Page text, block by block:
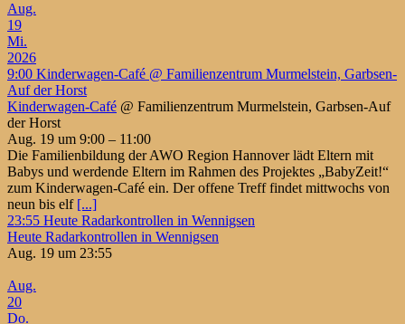
Aug.
19
Mi.
2026
9:00 Kinderwagen-Café @ Familienzentrum Murmelstein, Garbsen-
Auf der Horst
Kinderwagen-Café @ Familienzentrum Murmelstein, Garbsen-Auf
der Horst
Aug. 19 um 9:00 – 11:00
Die Familienbildung der AWO Region Hannover lädt Eltern mit
Babys und werdende Eltern im Rahmen des Projektes „BabyZeit!“
zum Kinderwagen-Café ein. Der offene Treff findet mittwochs von
neun bis elf [...]
23:55 Heute Radarkontrollen in Wennigsen
Heute Radarkontrollen in Wennigsen
Aug. 19 um 23:55
Aug.
20
Do.